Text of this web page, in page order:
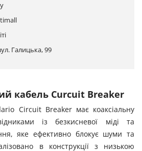
Галицька, 99
кабель Curcuit Breaker
Circuit Breaker має коаксіальну
із безкисневої міді та
яке ефективно блокує шуми та
в конструкції з низькою